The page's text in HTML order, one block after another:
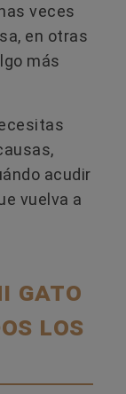
veces
en otras
más
acudir
vuelva a
gato
los